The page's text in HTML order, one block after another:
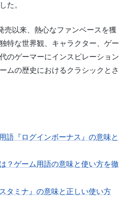
た。
売以来、熱心なファンベースを獲
特な世界観、キャラクター、ゲー
のゲーマーにインスピレーション
ムの歴史におけるクラシックとさ
語『ログインボーナス』の意味と
？ゲーム用語の意味と使い方を徹
タミナ』の意味と正しい使い方